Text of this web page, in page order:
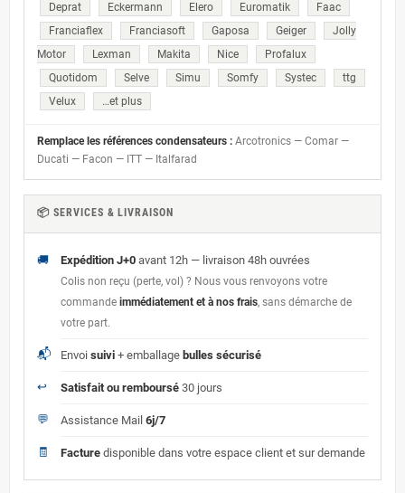
Deprat
Eckermann Elero Euromatik
Faac
Franciaflex
Franciasoft Gaposa Geiger
Jolly
Motor
Lexman Makita Nice
Profalux
Quotidom
Selve Simu Somfy Systec
ttg
Velux
…et plus
Remplace les références condensateurs : Arcotronics — Comar —
Ducati — Facon — ITT — Italfarad
📦 SERVICES & LIVRAISON
🚚 Expédition J+0 avant 12h — livraison 48h ouvrées
Colis non reçu (perte, vol) ? Nous vous renvoyons votre
commande immédiatement et à nos frais, sans démarche de
votre part.
📬 Envoi suivi + emballage bulles sécurisé
↩️ Satisfait ou remboursé 30 jours
💬 Assistance Mail 6j/7
🧾 Facture disponible dans votre espace client et sur demande